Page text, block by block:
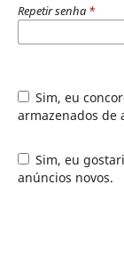
Repetir senha *
Sim, eu concordo em ter meus dados coletados e
armazenados de
Sim, eu gostaria de ser notificado(a) de publicações e
anúncios novos.